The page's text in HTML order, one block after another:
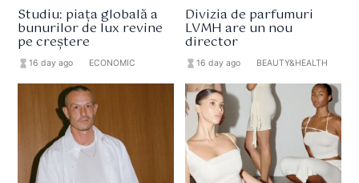
Studiu: piața globală a
bunurilor de lux revine
pe creștere
hourglass_full16 day ago ECONOMIC
Divizia de parfumuri
LVMH are un nou
director
hourglass_full 16 day ago BEAUTY&HEALTH